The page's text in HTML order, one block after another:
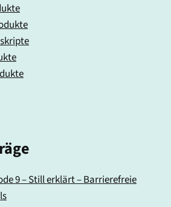
9 – Still erklärt – Barrierefreie